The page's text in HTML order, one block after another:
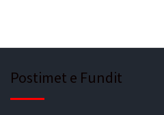
Postimet e Fundit